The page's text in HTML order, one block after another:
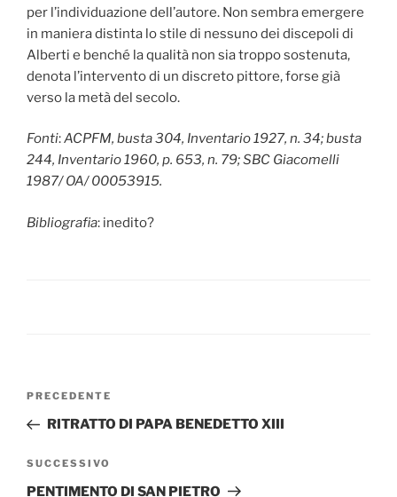
per l’individuazione dell’autore. Non sembra emergere
in maniera distinta lo stile di nessuno dei discepoli di
Alberti e benché la qualità non sia troppo sostenuta,
denota l’intervento di un discreto pittore, forse già
verso la metà del secolo.
Fonti:ACPFM, busta 304, Inventario 1927, n. 34; busta
244, Inventario 1960, p. 653, n. 79; SBC Giacomelli
1987/ OA/ 00053915.
Bibliografia: inedito?
Navigazione
Articolo
precedente:
PRECEDENTE
RITRATTO DI PAPA BENEDETTO XIII
Articolo
successivo
SUCCESSIVO
PENTIMENTO DI SAN PIETRO